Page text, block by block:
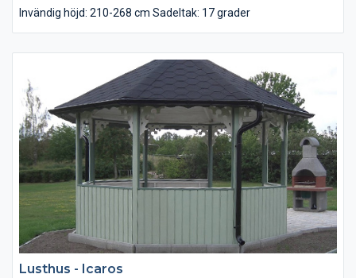
Invändig höjd: 210-268 cm Sadeltak: 17 grader
Lusthus - Icaros